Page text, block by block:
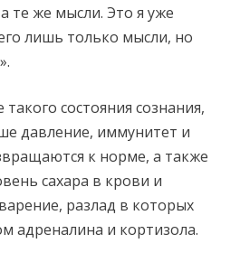
те же мысли. Это я уже
лишь только мысли, но
состояния сознания,
давление, иммунитет и
к норме, а также
сахара в крови и
разлад в которых
адреналина и кортизола.